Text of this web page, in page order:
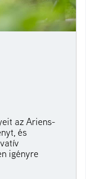
az Ariens-
és
igényre